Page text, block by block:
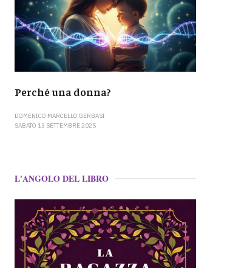
Perché una donna?
DOMENICO MARCELLO GERBASI
SABATO 13 SETTEMBRE 2025
L'ANGOLO DEL LIBRO